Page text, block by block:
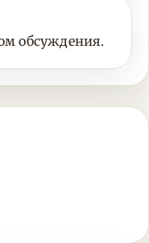
обсуждения.